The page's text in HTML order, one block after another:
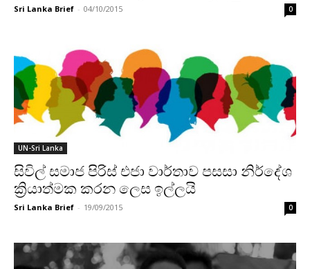
Sri Lanka Brief - 04/10/2015 0
UN-Sri Lanka
සිවිල් සමාජ පිරිස් එජා වාර්තාව පසසා නිර්දේශ
ක්‍රියාත්මක කරන ලෙස ඉල්ලයි
Sri Lanka Brief - 19/09/2015 0